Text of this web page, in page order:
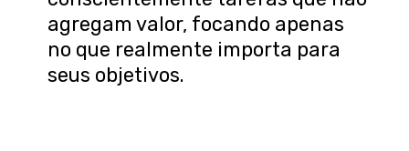
agregam valor, focando apenas
no que realmente importa para
seus objetivos.